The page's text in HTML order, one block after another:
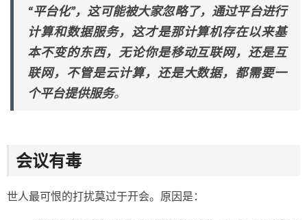
“平台化”，这可能被大家忽略了，通过平台进行
计算和数据服务，这才是那计算机存在以来基
本不变的东西，无论你是移动互联网，还是互
联网，不管是云计算，还是大数据，都需要一
个平台提供服务。
会议有毒
世人最可恨的打扰莫过于开会。原因是：